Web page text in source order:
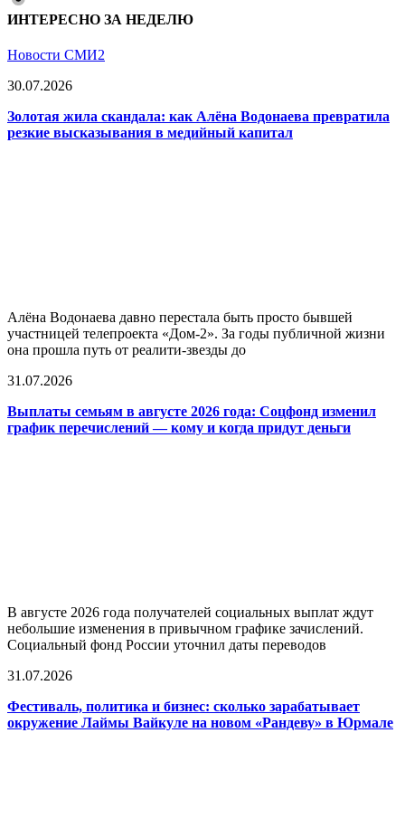
ИНТЕРЕСНО ЗА НЕДЕЛЮ
Новости СМИ2
30.07.2026
Золотая жила скандала: как Алёна Водонаева превратила
резкие высказывания в медийный капитал
Алёна Водонаева давно перестала быть просто бывшей
участницей телепроекта «Дом-2». За годы публичной жизни
она прошла путь от реалити-звезды до
31.07.2026
Выплаты семьям в августе 2026 года: Соцфонд изменил
график перечислений — кому и когда придут деньги
В августе 2026 года получателей социальных выплат ждут
небольшие изменения в привычном графике зачислений.
Социальный фонд России уточнил даты переводов
31.07.2026
Фестиваль, политика и бизнес: сколько зарабатывает
окружение Лаймы Вайкуле на новом «Рандеву» в Юрмале